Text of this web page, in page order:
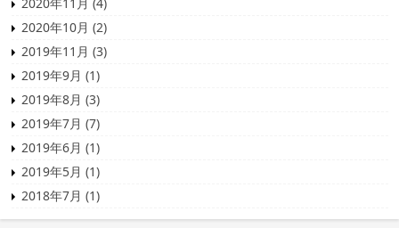
2020年10月 (2)
2019年11月 (3)
2019年9月 (1)
2019年8月 (3)
2019年7月 (7)
2019年6月 (1)
2019年5月 (1)
2018年7月 (1)